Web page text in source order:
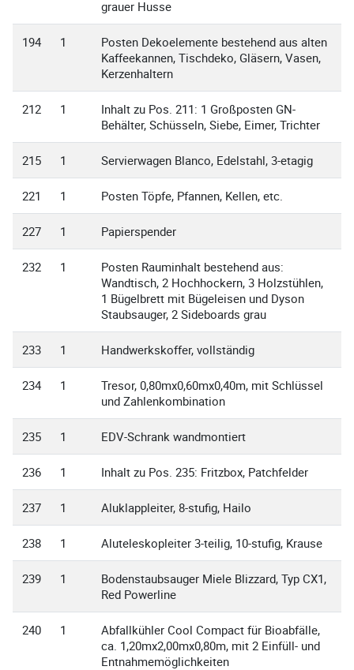
grauer Husse
194 1
Posten Dekoelemente bestehend aus alten
Kaffeekannen, Tischdeko, Gläsern, Vasen,
Kerzenhaltern
212 1
Inhalt zu Pos. 211: 1 Großposten GN-
Behälter, Schüsseln, Siebe, Eimer, Trichter
215 1 Servierwagen Blanco, Edelstahl, 3-etagig
221 1 Posten Töpfe, Pfannen, Kellen, etc.
227 1 Papierspender
232 1
Posten Rauminhalt bestehend aus:
Wandtisch, 2 Hochhockern, 3 Holzstühlen,
1 Bügelbrett mit Bügeleisen und Dyson
Staubsauger, 2 Sideboards grau
233 1 Handwerkskoffer, vollständig
234 1
Tresor, 0,80mx0,60mx0,40m, mit Schlüssel
und Zahlenkombination
235 1 EDV-Schrank wandmontiert
236 1 Inhalt zu Pos. 235: Fritzbox, Patchfelder
237 1 Aluklappleiter, 8-stufig, Hailo
238 1 Aluteleskopleiter 3-teilig, 10-stufig, Krause
239 1
Bodenstaubsauger Miele Blizzard, Typ CX1,
Red Powerline
240 1
Abfallkühler Cool Compact für Bioabfälle,
ca. 1,20mx2,00mx0,80m, mit 2 Einfüll- und
Entnahmemöglichkeiten